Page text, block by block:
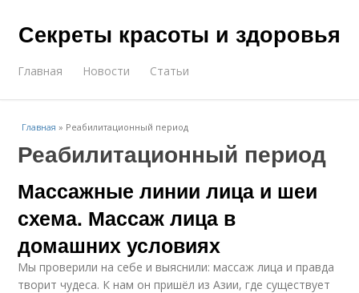
Секреты красоты и здоровья
Главная Новости Статьи
Главная » Реабилитационный период
Реабилитационный период
Массажные линии лица и шеи
схема. Массаж лица в
домашних условиях
Мы проверили на себе и выяснили: массаж лица и правда
творит чудеса. К нам он пришёл из Азии, где существует